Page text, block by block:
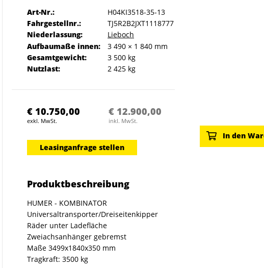
Art-Nr.
H04KI3518-35-13
Fahrgestellnr.
TJ5R2B2JXT1118777
Niederlassung
Lieboch
Aufbaumaße innen
3 490 × 1 840 mm
Gesamtgewicht
3 500 kg
Nutzlast
2 425 kg
€ 10.750,00
exkl. MwSt.
€ 12.900,00
inkl. MwSt.
Leasinganfrage stellen
In den
Produktbeschreibung
HUMER - KOMBINATOR
Universaltransporter/Dreiseitenkipper
Räder unter Ladefläche
Zweiachsanhänger gebremst
Maße 3499x1840x350 mm
Tragkraft: 3500 kg